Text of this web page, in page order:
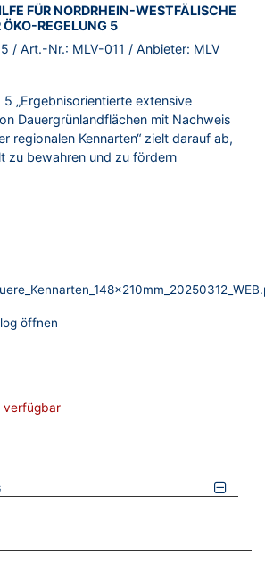
FÜR NORDRHEIN-WESTFÄLISCHE
REGELUNG 5
/ Art.-Nr.: MLV-011 / Anbieter: MLV
„Ergebnisorientierte extensive
Dauergrünlandflächen mit Nachweis
regionalen Kennarten“ zielt darauf ab,
zu bewahren und zu fördern
öffnen
verfügbar
ODER ZULETZT ANGESEHENE